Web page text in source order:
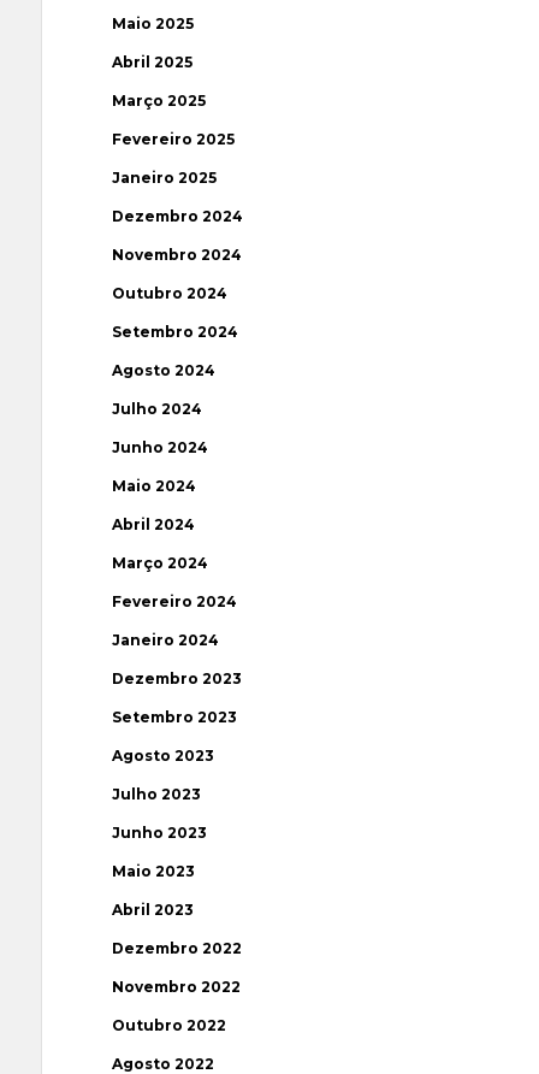
Maio 2025
Abril 2025
Março 2025
Fevereiro 2025
Janeiro 2025
Dezembro 2024
Novembro 2024
Outubro 2024
Setembro 2024
Agosto 2024
Julho 2024
Junho 2024
Maio 2024
Abril 2024
Março 2024
Fevereiro 2024
Janeiro 2024
Dezembro 2023
Setembro 2023
Agosto 2023
Julho 2023
Junho 2023
Maio 2023
Abril 2023
Dezembro 2022
Novembro 2022
Outubro 2022
Agosto 2022